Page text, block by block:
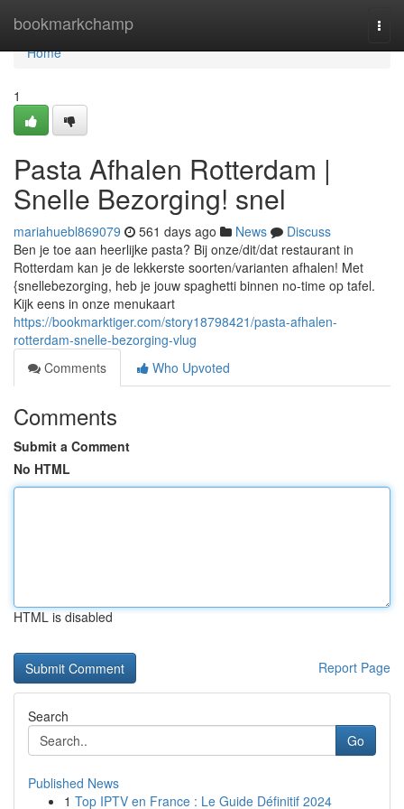
bookmarkchamp
Home
Home
1
Pasta Afhalen Rotterdam |
Snelle Bezorging! snel
mariahuebl869079 561 days ago News
Discuss
Ben je toe aan heerlijke pasta? Bij onze/dit/dat restaurant in
Rotterdam kan je de lekkerste soorten/varianten afhalen! Met
{snellebezorging, heb je jouw spaghetti binnen no-time op tafel.
Kijk eens in onze menukaart
https://bookmarktiger.com/story18798421/pasta-afhalen-
rotterdam-snelle-bezorging-vlug
Comments
Who Upvoted
Comments
Submit a Comment
No HTML
HTML is disabled
Report Page
Search
Go
Published News
1 Top IPTV en France : Le Guide Définitif 2024